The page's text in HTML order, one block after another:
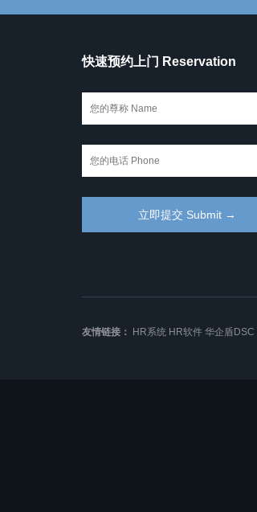
快速预约上门 Reservation
友情链接： HR系统 HR软件 华企盾DSC